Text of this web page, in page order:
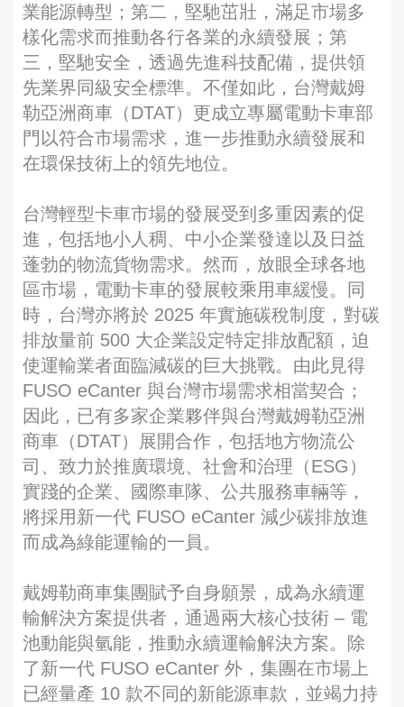
業能源轉型；第二，堅馳茁壯，滿足市場多
樣化需求而推動各行各業的永續發展；第
三，堅馳安全，透過先進科技配備，提供領
先業界同級安全標準。不僅如此，台灣戴姆
勒亞洲商車（DTAT）更成立專屬電動卡車部
門以符合市場需求，進一步推動永續發展和
在環保技術上的領先地位。
台灣輕型卡車市場的發展受到多重因素的促
進，包括地小人稠、中小企業發達以及日益
蓬勃的物流貨物需求。然而，放眼全球各地
區市場，電動卡車的發展較乘用車緩慢。同
時，台灣亦將於 2025 年實施碳稅制度，對碳
排放量前 500 大企業設定特定排放配額，迫
使運輸業者面臨減碳的巨大挑戰。由此見得
FUSO eCanter 與台灣市場需求相當契合；
因此，已有多家企業夥伴與台灣戴姆勒亞洲
商車（DTAT）展開合作，包括地方物流公
司、致力於推廣環境、社會和治理（ESG）
實踐的企業、國際車隊、公共服務車輛等，
將採用新一代 FUSO eCanter 減少碳排放進
而成為綠能運輸的一員。
戴姆勒商車集團賦予自身願景，成為永續運
輸解決方案提供者，通過兩大核心技術 – 電
池動能與氫能，推動永續運輸解決方案。除
了新一代 FUSO eCanter 外，集團在市場上
已經量產 10 款不同的新能源車款，並竭力持